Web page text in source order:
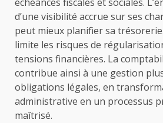
d’une visibilité accrue sur ses
peut mieux planifier sa
limite les risques de
tensions financières. La
contribue ainsi à une gestion
obligations légales, en
administrative en un processus
maîtrisé.